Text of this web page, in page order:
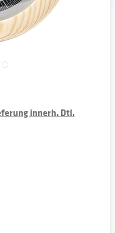
innerh. Dtl.